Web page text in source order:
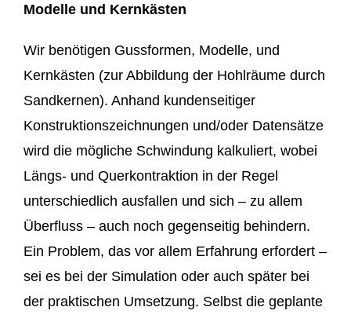
Modelle und Kernkästen
Wir benötigen Gussformen, Modelle, und
Kernkästen (zur Abbildung der Hohlräume durch
Sandkernen). Anhand kundenseitiger
Konstruktionszeichnungen und/oder Datensätze
wird die mögliche Schwindung kalkuliert, wobei
Längs- und Querkontraktion in der Regel
unterschiedlich ausfallen und sich – zu allem
Überfluss – auch noch gegenseitig behindern.
Ein Problem, das vor allem Erfahrung erfordert –
sei es bei der Simulation oder auch später bei
der praktischen Umsetzung. Selbst die geplante